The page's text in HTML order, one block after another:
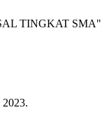
TINGKAT
2023.